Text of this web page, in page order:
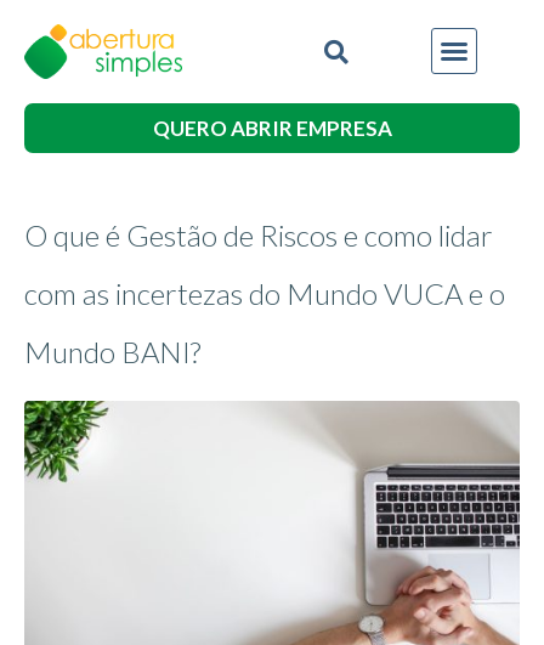
QUERO ABRIR EMPRESA
O que é Gestão de Riscos e como lidar
com as incertezas do Mundo VUCA e o
Mundo BANI?